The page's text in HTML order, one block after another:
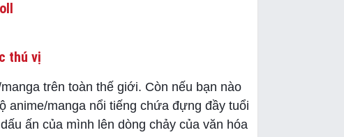
thú vị
trên toàn thế giới. Còn nếu bạn nào
anime/manga nổi tiếng chứa đựng đầy tuổi
ấn của mình lên dòng chảy của văn hóa